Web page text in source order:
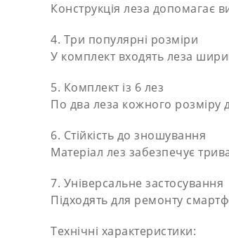
Конструкція леза допомагає
4. Три популярні розміри
У комплект входять леза
5. Комплект із 6 лез
По два леза кожного розміру
6. Стійкість до зношування
Матеріал лез забезпечує
7. Універсальне застосування
Підходять для ремонту
Технічні характеристики: